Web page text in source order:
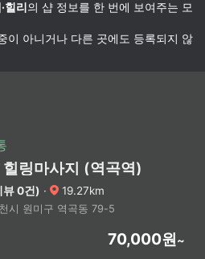
힐리 의 샵 정보를 한 번에 보여주는 모
이 아니거나 다른 곳에도 등록되지 않
힐링마사지 (역곡역)
뷰 0건) · 19.27km
시 원미구 역곡동 79-5
70,000원~